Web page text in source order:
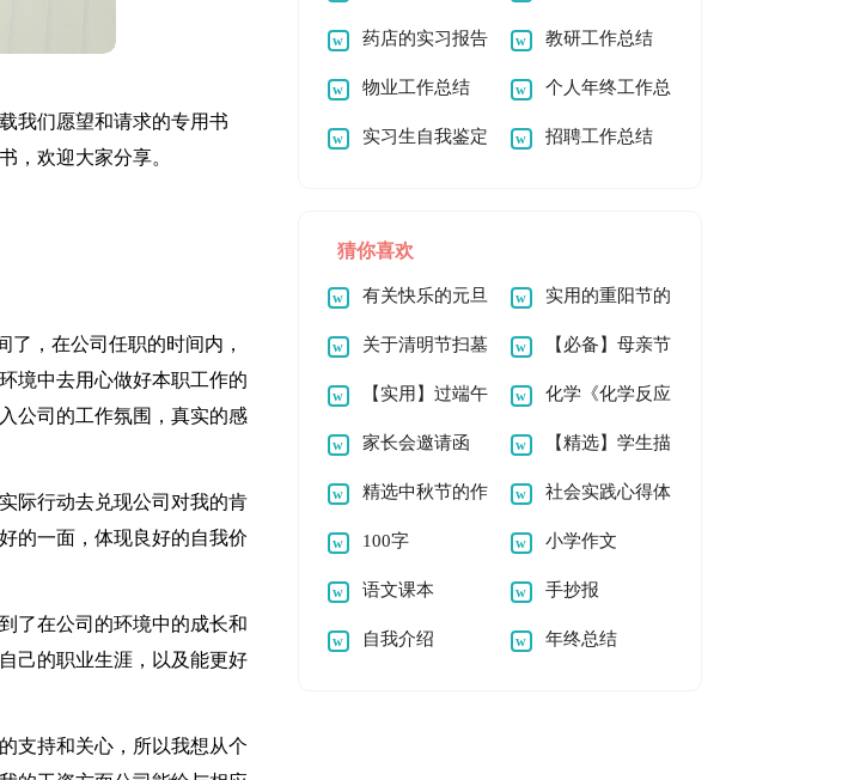
我们愿望和请求的专用书
，欢迎大家分享。
，在公司任职的时间内，
境中去用心做好本职工作的
公司的工作氛围，真实的感
际行动去兑现公司对我的肯
的一面，体现良好的自我价
了在公司的环境中的成长和
己的职业生涯，以及能更好
支持和关心，所以我想从个
书 药店的实习报告
范文汇编五篇
教研工作总结
物业工作总结 个人年终工作总
结汇编15篇
实习生自我鉴定 招聘工作总结
猜你喜欢
有关快乐的元旦
作文100字四篇
实用的重阳节的
作文600字3篇
关于清明节扫墓
作文800字汇总5篇
【必备】母亲节
的作文100字锦集十
篇
【实用】过端午
节的作文500字锦集
6篇
化学《化学反应
中的能量变化》教案
6篇
家长会邀请函
(汇编15篇)
【精选】学生描
写小学的作文400字
九篇
精选中秋节的作
文300字锦集5篇
社会实践心得体
会(通用15篇)
100字 小学作文
语文课本 手抄报
自我介绍 年终总结